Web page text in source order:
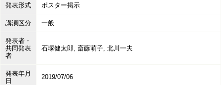
発表形式 ポスター掲示
講演区分 一般
発表者・
共同発表
者
石塚健太郎, 斎藤萌子, 北川一夫
発表年月
日
2019/07/06